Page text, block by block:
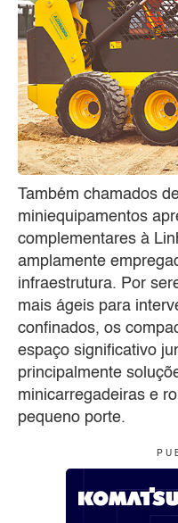
Também chamados
miniequipamentos
complementares à
amplamente
infraestrutura. Por
mais ágeis para
confinados, os
espaço significativo
principalmente
minicarregadeiras e
pequeno porte.
P U